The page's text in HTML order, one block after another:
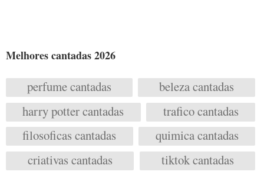
Melhores cantadas 2026
perfume cantadas
beleza cantadas
harry potter cantadas
trafico cantadas
filosoficas cantadas
quimica cantadas
criativas cantadas
tiktok cantadas